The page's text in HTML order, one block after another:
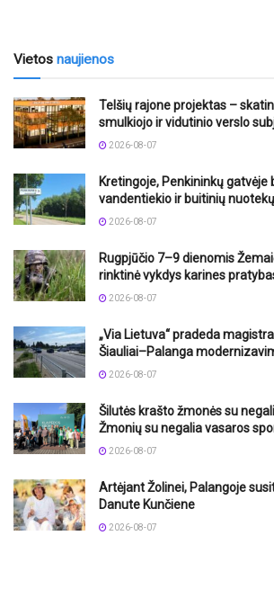
Vietos naujienos
Telšių rajone projektas –
smulkiojo ir vidutinio verslo
2026-08-07
Kretingoje, Penkininkų gatvėje
vandentiekio ir buitinių
2026-08-07
Rugpjūčio 7–9 dienomis
rinktinė vykdys karines
2026-08-07
„Via Lietuva“ pradeda
Šiauliai–Palanga
2026-08-07
Šilutės krašto žmonės su
Žmonių su negalia vasaros
2026-08-07
Artėjant Žolinei, Palangoje
Danute Kunčiene
2026-08-07